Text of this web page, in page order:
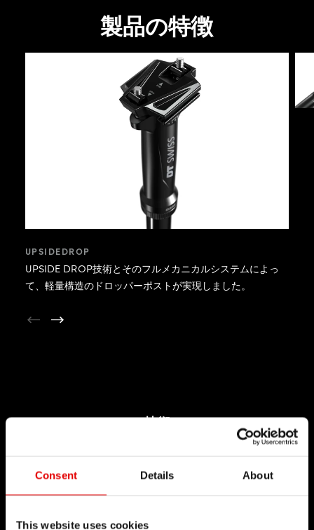
Consent Details About
This website uses cookies
製品の特徴
UPSIDEDROP
UPSIDE DROP技術とそのフルメカニカルシステムによっ
て、軽量構造のドロッパーポストが実現しました。
技術
当社はエンジニアリングに宿る力を信じ、製品開発
プロセスを洗練させることを目指して日々切磋琢磨